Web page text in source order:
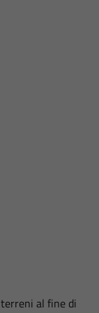
al fine di